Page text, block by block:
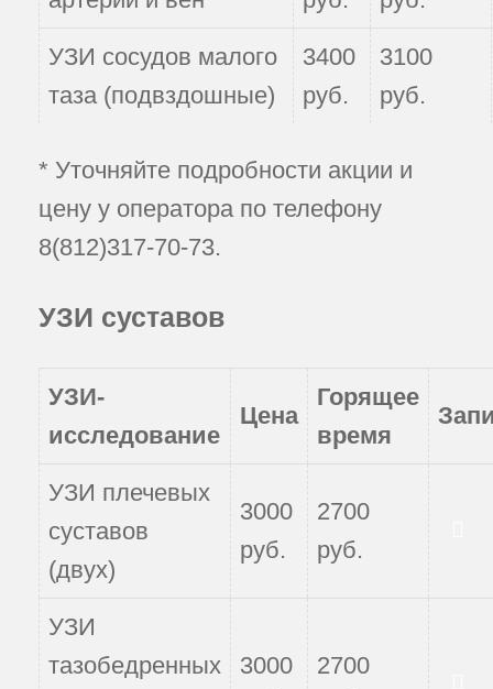
УЗИ сосудов малого
таза (подвздошные)
3400
руб.
3100
руб.
* Уточняйте подробности акции и
цену у оператора по телефону
8(812)317-70-73.
УЗИ суставов
УЗИ-
исследование
Цена
Горящее
время
УЗИ плечевых
суставов
(двух)
3000
руб.
2700
руб.
УЗИ
тазобедренных
3000
2700